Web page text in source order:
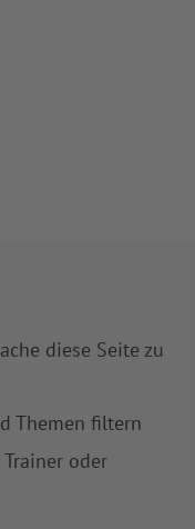
diese Seite zu
Themen filtern
oder